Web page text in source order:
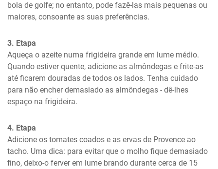
bola de golfe; no entanto, pode fazê-las mais pequenas ou
maiores, consoante as suas preferências.
3. Etapa
Aqueça o azeite numa frigideira grande em lume médio.
Quando estiver quente, adicione as almôndegas e frite-as
até ficarem douradas de todos os lados. Tenha cuidado
para não encher demasiado as almôndegas - dê-lhes
espaço na frigideira.
4. Etapa
Adicione os tomates coados e as ervas de Provence ao
tacho. Uma dica: para evitar que o molho fique demasiado
fino, deixo-o ferver em lume brando durante cerca de 15